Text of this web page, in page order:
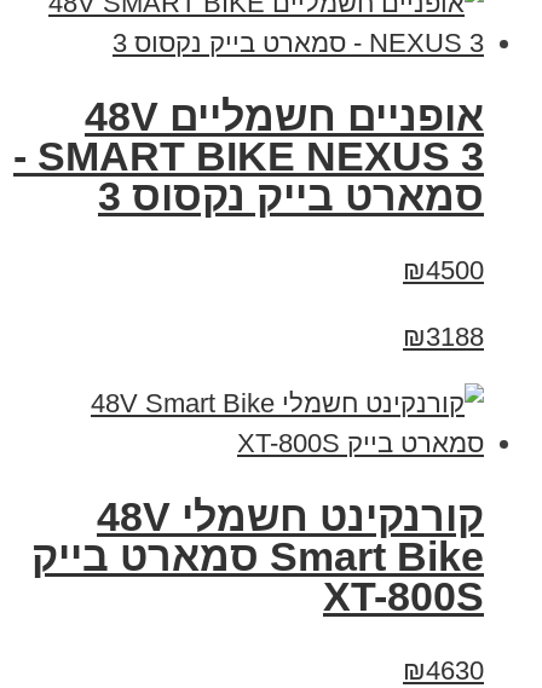
אופניים חשמליים 48V
SMART BIKE NEXUS 3 -
סמארט בייק נקסוס 3
₪4500
₪3188
קורנקינט חשמלי 48V
Smart Bike סמארט בייק
XT-800S
₪4630